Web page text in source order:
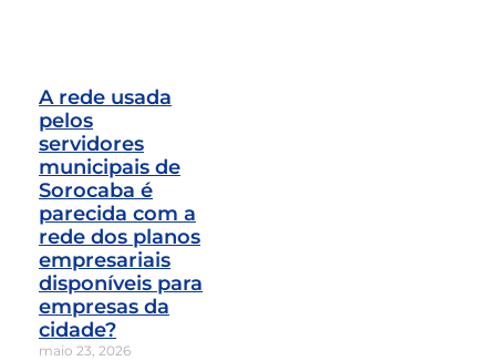
A rede usada
pelos
servidores
municipais de
Sorocaba é
parecida com a
rede dos planos
empresariais
disponíveis para
empresas da
cidade?
maio 23, 2026